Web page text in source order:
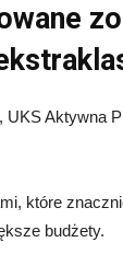
UKS Aktywna
które
budżety.